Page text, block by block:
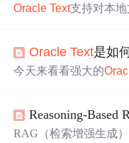
式的文件的文本检索，
Oracle Text
并且将索引存储在
式的文件的文本检索，包括文本
Oracle Text是如
今天来看看强大的
acle读取硬盘上的文
中。Oracle支持对很多
Reasoning-Based
RAG（检索增强生成